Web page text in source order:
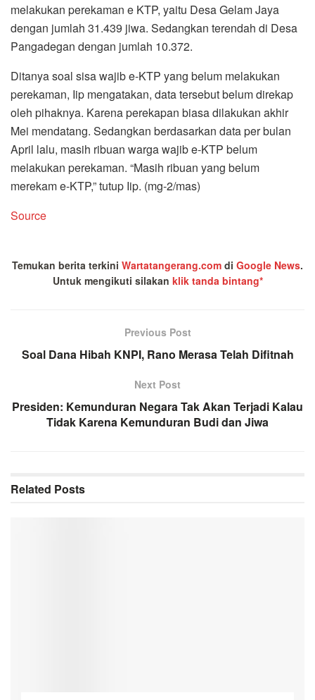
melakukan perekaman e KTP, yaitu Desa Gelam Jaya
dengan jumlah 31.439 jiwa. Sedangkan terendah di Desa
Pangadegan dengan jumlah 10.372.
Ditanya soal sisa wajib e-KTP yang belum melakukan
perekaman, Iip mengatakan, data tersebut belum direkap
oleh pihaknya. Karena perekapan biasa dilakukan akhir
Mei mendatang. Sedangkan berdasarkan data per bulan
April lalu, masih ribuan warga wajib e-KTP belum
melakukan perekaman. “Masih ribuan yang belum
merekam e-KTP,” tutup Iip. (mg-2/mas)
Source
Temukan berita terkini Wartatangerang.com di Google News.
Untuk mengikuti silakan klik tanda bintang*
Previous Post
Soal Dana Hibah KNPI, Rano Merasa Telah Difitnah
Next Post
Presiden: Kemunduran Negara Tak Akan Terjadi Kalau
Tidak Karena Kemunduran Budi dan Jiwa
Related Posts